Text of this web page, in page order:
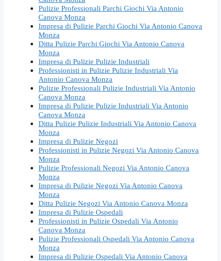
Pulizie Professionali Parchi Giochi Via Antonio
Canova Monza
Impresa di Pulizie Parchi Giochi Via Antonio Canova
Monza
Ditta Pulizie Parchi Giochi Via Antonio Canova
Monza
Impresa di Pulizie Pulizie Industriali
Professionisti in Pulizie Pulizie Industriali Via
Antonio Canova Monza
Pulizie Professionali Pulizie Industriali Via Antonio
Canova Monza
Impresa di Pulizie Pulizie Industriali Via Antonio
Canova Monza
Ditta Pulizie Pulizie Industriali Via Antonio Canova
Monza
Impresa di Pulizie Negozi
Professionisti in Pulizie Negozi Via Antonio Canova
Monza
Pulizie Professionali Negozi Via Antonio Canova
Monza
Impresa di Pulizie Negozi Via Antonio Canova
Monza
Ditta Pulizie Negozi Via Antonio Canova Monza
Impresa di Pulizie Ospedali
Professionisti in Pulizie Ospedali Via Antonio
Canova Monza
Pulizie Professionali Ospedali Via Antonio Canova
Monza
Impresa di Pulizie Ospedali Via Antonio Canova